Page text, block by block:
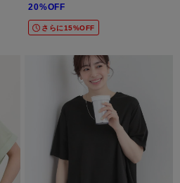
20%OFF
さらに15%OFF